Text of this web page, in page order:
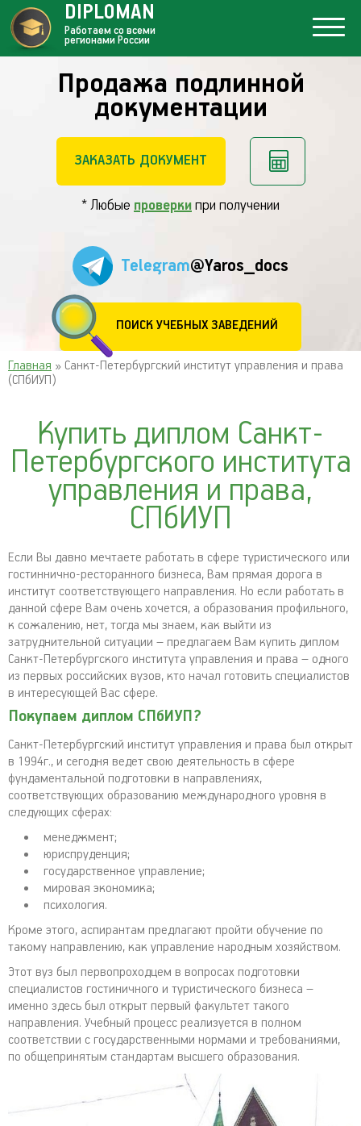
Продажа подлинной
документации
ЗАКАЗАТЬ ДОКУМЕНТ
* Любые проверки при получении
Telegram@Yaros_docs
ПОИСК УЧЕБНЫХ ЗАВЕДЕНИЙ
DIPLOMAN
Работаем со всеми
регионами России
Главная » Санкт-Петербургский институт управления и права
(СПбИУП)
Купить диплом Санкт-
Петербургского института
управления и права,
СПбИУП
Если Вы давно мечтаете работать в сфере туристического или
гостиннично-ресторанного бизнеса, Вам прямая дорога в
институт соответствующего направления. Но если работать в
данной сфере Вам очень хочется, а образования профильного,
к сожалению, нет, тогда мы знаем, как выйти из
затруднительной ситуации – предлагаем Вам купить диплом
Санкт-Петербургского института управления и права – одного
из первых российских вузов, кто начал готовить специалистов
в интересующей Вас сфере.
Покупаем диплом СПбИУП?
Санкт-Петербургский институт управления и права был открыт
в 1994г., и сегодня ведет свою деятельность в сфере
фундаментальной подготовки в направлениях,
соответствующих образованию международного уровня в
следующих сферах:
менеджмент;
юриспруденция;
государственное управление;
мировая экономика;
психология.
Кроме этого, аспирантам предлагают пройти обучение по
такому направлению, как управление народным хозяйством.
Этот вуз был первопроходцем в вопросах подготовки
специалистов гостиничного и туристического бизнеса –
именно здесь был открыт первый факультет такого
направления. Учебный процесс реализуется в полном
соответствии с государственными нормами и требованиями,
по общепринятым стандартам высшего образования.